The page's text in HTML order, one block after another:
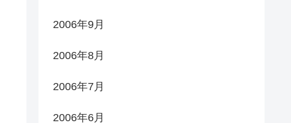
2006年9月
2006年8月
2006年7月
2006年6月